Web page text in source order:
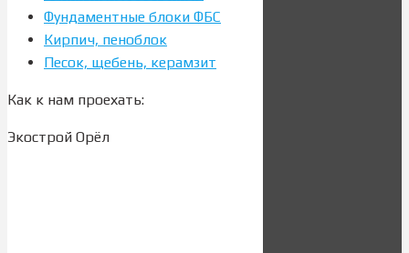
Фундаментные блоки ФБС
Кирпич, пеноблок
Песок, щебень, керамзит
Как к нам проехать:
Экострой Орёл